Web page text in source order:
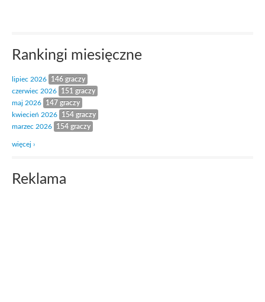
Rankingi miesięczne
lipiec 2026
146 graczy
czerwiec 2026
151 graczy
maj 2026
147 graczy
kwiecień 2026
154 graczy
marzec 2026
154 graczy
więcej ›
Reklama